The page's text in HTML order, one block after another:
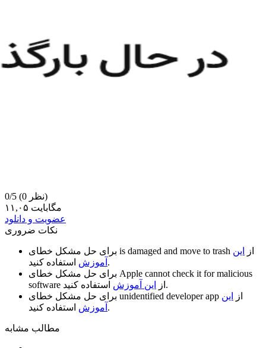
0/5
(0 نظر)
۱۱,۰۵ مگابایت
عضویت و دانلود
نکات ضروری
is damaged and move to trash از
این
آموزش استفاده کنید.
Apple cannot check it for malicious
software
از این آموزش
استفاده کنید.
unidentified developer app از
این
آموزش استفاده کنید.
مطالب مشابه